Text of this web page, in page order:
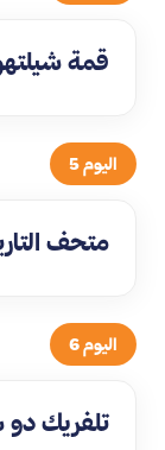
قمة
اليوم 5
متحف
اليوم 6
تلفريك دو